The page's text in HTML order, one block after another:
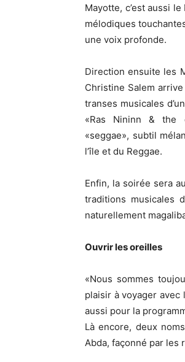
Mayotte, c’est aussi
mélodiques
une voix profonde.
Direction ensuite les
Christine Salem
transes musicales
«Ras Nininn & the
«seggae», subtil
l’île et du Reggae.
Enfin, la soirée sera
traditions musicales
naturellement
Ouvrir les oreilles
«Nous sommes
plaisir à voyager avec
aussi pour la
Là encore, deux
Abda, façonné par les